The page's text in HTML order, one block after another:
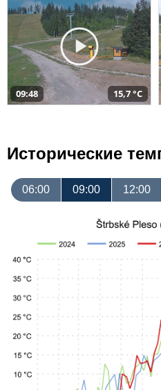
09:48 15,7 °C
Исторические
06:00 09:00 12:00